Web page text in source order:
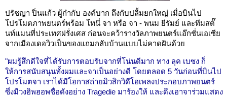
ปรัชญา ปิ่นแก้ว ผู้กำกับ องค์บาก ถึงกับปลื้มยกใหญ่ เมื่อบินไป
โปรโมตภาพยนตร์พร้อม โทนี่ จา หรือ จา - พนม ยีรัมย์ และทีมสตั๊
นท์แมนที่ประเทศฝรั่งเศส ก่อนจะคว้ารางวัลภาพยนตร์แอ๊กชั่นเอเซีย
จากเมืองเดอวิวเป็นของแถมกลับบ้านแบบไม่คาดฝันด้วย
"ผมรู้สึกดีใจที่ได้รับการตอบรับจากที่โน่นดีมาก ทาง ลุค เบซง ก็
ให้การสนับสนุนทั้งผมและจาเป็นอย่างดี โดยตลอด 5 วันก่อนที่บินไป
โปรโมตจา เราได้มีโอกาสถ่ายมิวสิกวิดีโอเพลงประกอบภาพยนตร์
ซึ่งมีวงฮิพฮอพชื่อดังอย่าง Tragedie มาร้องให้ และดึงเอาจาร่วมแสดง